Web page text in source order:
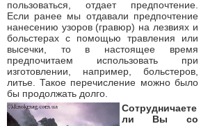
пользоваться, отдает предпочтение.
Если ранее мы отдавали предпочтение
нанесению узоров (гравюр) на лезвиях и
больстерах с помощью травления или
высечки, то в настоящее время
предпочитаем использовать при
изготовлении, например, больстеров,
литье. Такое перечисление можно было
бы продолжать долго.
Сотрудничаете
ли Вы со